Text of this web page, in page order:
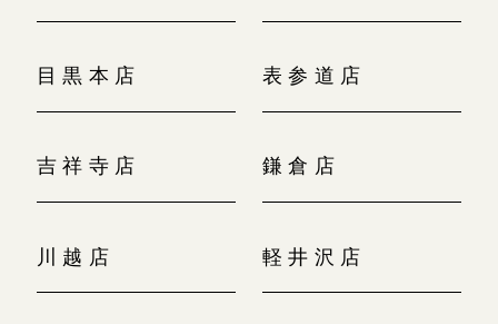
目黒本店 表参道店
吉祥寺店 鎌倉店
川越店 軽井沢店